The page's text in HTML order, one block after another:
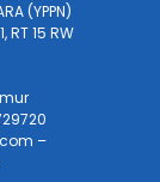
(YPPN)
15 RW
–